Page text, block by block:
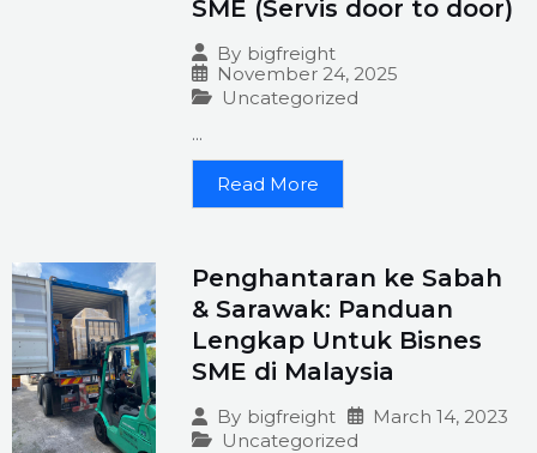
SME (Servis door to door)
By bigfreight
November 24, 2025
Uncategorized
...
Read More
Penghantaran ke Sabah
& Sarawak: Panduan
Lengkap Untuk Bisnes
SME di Malaysia
By bigfreight
March 14, 2023
Uncategorized